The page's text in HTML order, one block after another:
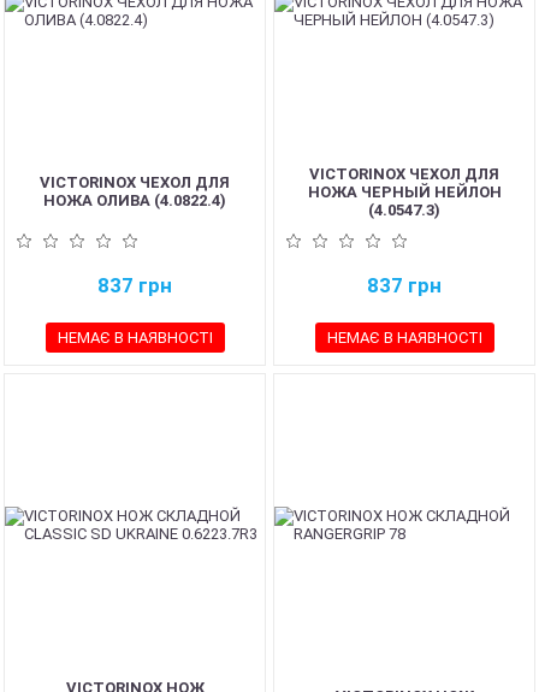
VICTORINOX ЧЕХОЛ ДЛЯ
НОЖА ОЛИВА (4.0822.4)
837 грн
НЕМАЄ В НАЯВНОСТІ
VICTORINOX ЧЕХОЛ ДЛЯ
НОЖА ЧЕРНЫЙ НЕЙЛОН
(4.0547.3)
837 грн
НЕМАЄ В НАЯВНОСТІ
VICTORINOX НОЖ